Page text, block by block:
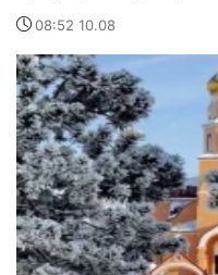
08:52 10.08